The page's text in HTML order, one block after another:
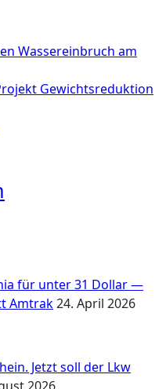
Wassereinbruch am
Gewichtsreduktion
für unter 31 Dollar —
Amtrak24. April 2026
Jetzt soll der Lkw